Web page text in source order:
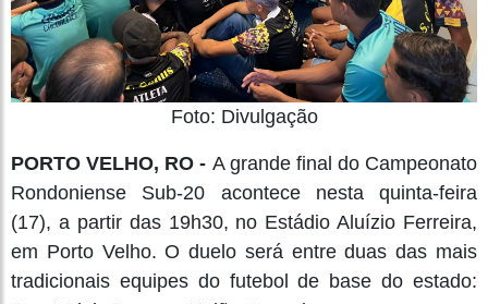
Foto: Divulgação
PORTO VELHO, RO - A grande final do Campeonato
Rondoniense Sub-20 acontece nesta quinta-feira
(17), a partir das 19h30, no Estádio Aluízio Ferreira,
em Porto Velho. O duelo será entre duas das mais
tradicionais equipes do futebol de base do estado: